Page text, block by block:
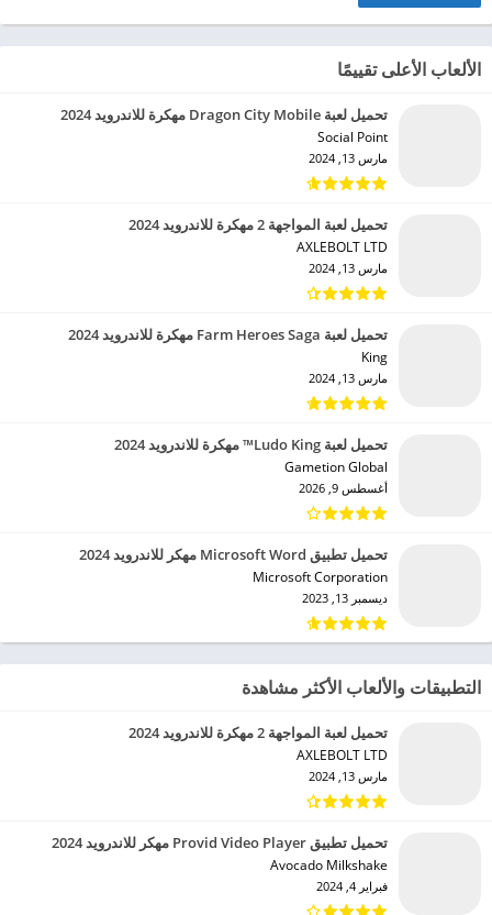
الألعاب الأعلى تقييمًا
تحميل لعبة Dragon City Mobile مهكرة للاندرويد 2024
Social Point‏
مارس 13, 2024
تحميل لعبة المواجهة 2 مهكرة للاندرويد 2024
AXLEBOLT LTD‏
مارس 13, 2024
تحميل لعبة Farm Heroes Saga مهكرة للاندرويد 2024
King‏
مارس 13, 2024
تحميل لعبة Ludo King™ مهكرة للاندرويد 2024
Gametion Global‏
أغسطس 9, 2026
تحميل تطبيق Microsoft Word مهكر للاندرويد 2024
Microsoft Corporation‏
ديسمبر 13, 2023
التطبيقات والألعاب الأكثر مشاهدة
تحميل لعبة المواجهة 2 مهكرة للاندرويد 2024
AXLEBOLT LTD‏
مارس 13, 2024
تحميل تطبيق Provid Video Player مهكر للاندرويد 2024
Avocado Milkshake‏
فبراير 4, 2024